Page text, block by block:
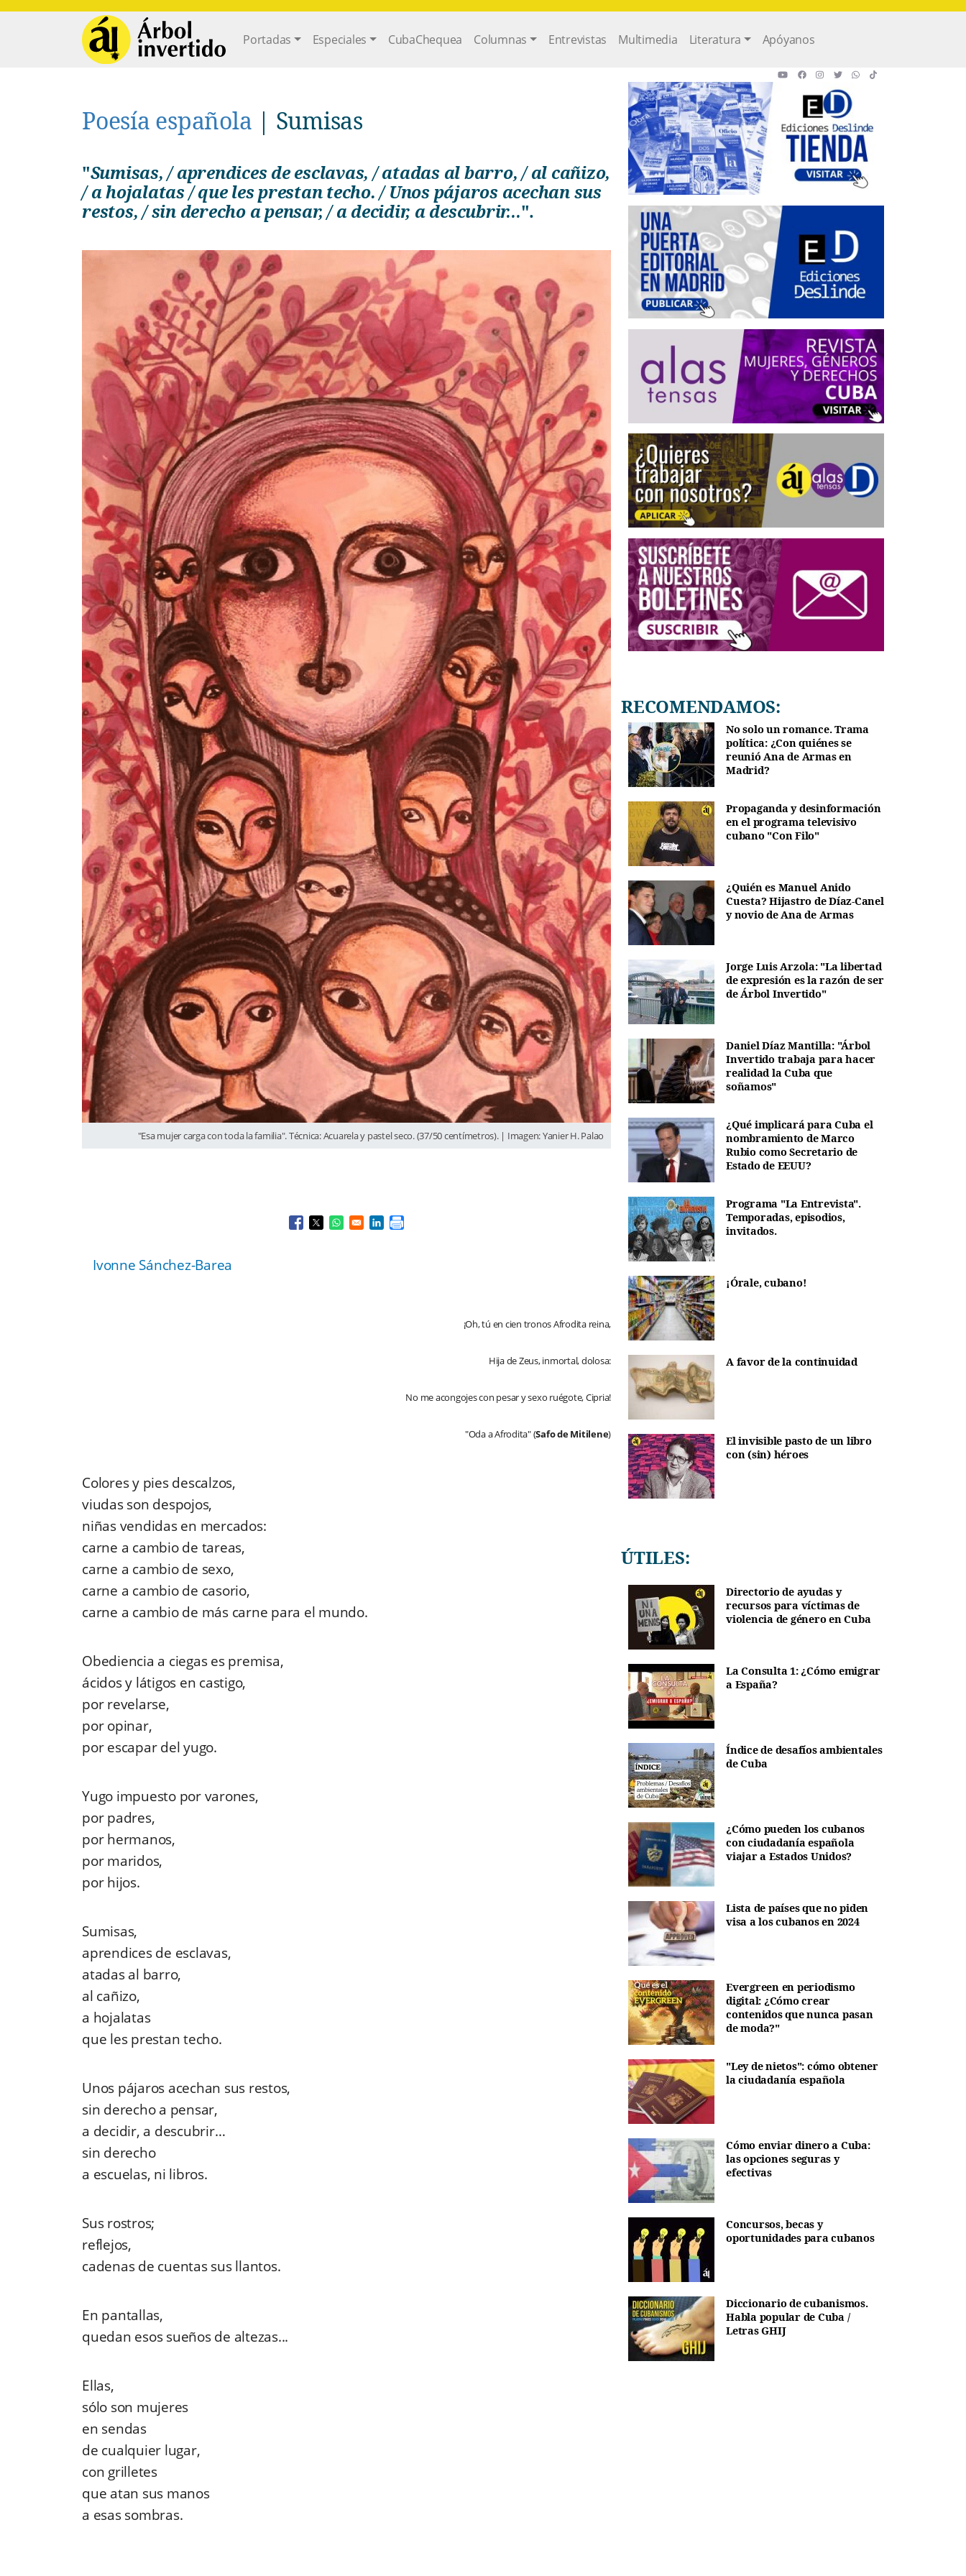
Main navigation
Portadas Especiales CubaChequea Columnas Entrevistas Multimedia Literatura Apóyanos
Poesía española | Sumisas
"Sumisas, / aprendices de esclavas, / atadas al barro, / al cañizo,
/ a hojalatas / que les prestan techo. / Unos pájaros acechan sus
restos, / sin derecho a pensar, / a decidir, a descubrir…".
"Esa mujer carga con toda la familia". Técnica: Acuarela y pastel seco. (37/50 centímetros). | Imagen: Yanier H. Palao
Opens in a new window
Opens in a new window
Opens in a new window
Opens in a new window
Ivonne Sánchez-Barea
¡Oh, tú en cien tronos Afrodita reina,
Hija de Zeus, inmortal, dolosa:
No me acongojes con pesar y sexo ruégote, Cipria!
"Oda a Afrodita" (Safo de Mitilene)
Colores y pies descalzos,
viudas son despojos,
niñas vendidas en mercados:
carne a cambio de tareas,
carne a cambio de sexo,
carne a cambio de casorio,
carne a cambio de más carne para el mundo.
Obediencia a ciegas es premisa,
ácidos y látigos en castigo,
por revelarse,
por opinar,
por escapar del yugo.
Yugo impuesto por varones,
por padres,
por hermanos,
por maridos,
por hijos.
Sumisas,
aprendices de esclavas,
atadas al barro,
al cañizo,
a hojalatas
que les prestan techo.
Unos pájaros acechan sus restos,
sin derecho a pensar,
a decidir, a descubrir…
sin derecho
a escuelas, ni libros.
Sus rostros;
reflejos,
cadenas de cuentas sus llantos.
En pantallas,
quedan esos sueños de altezas...
Ellas,
sólo son mujeres
en sendas
de cualquier lugar,
con grilletes
que atan sus manos
a esas sombras.
RECOMENDAMOS:
No solo un romance. Trama
política: ¿Con quiénes se
reunió Ana de Armas en
Madrid?
Propaganda y desinformación
en el programa televisivo
cubano "Con Filo"
¿Quién es Manuel Anido
Cuesta? Hijastro de Díaz-Canel
y novio de Ana de Armas
Jorge Luis Arzola: "La libertad
de expresión es la razón de ser
de Árbol Invertido"
Daniel Díaz Mantilla: "Árbol
Invertido trabaja para hacer
realidad la Cuba que
soñamos"
¿Qué implicará para Cuba el
nombramiento de Marco
Rubio como Secretario de
Estado de EEUU?
Programa "La Entrevista".
Temporadas, episodios,
invitados.
¡Órale, cubano!
A favor de la continuidad
El invisible pasto de un libro
con (sin) héroes
ÚTILES:
Directorio de ayudas y
recursos para víctimas de
violencia de género en Cuba
La Consulta 1: ¿Cómo emigrar
a España?
Índice de desafíos ambientales
de Cuba
¿Cómo pueden los cubanos
con ciudadanía española
viajar a Estados Unidos?
Lista de países que no piden
visa a los cubanos en 2024
Evergreen en periodismo
digital: ¿Cómo crear
contenidos que nunca pasan
de moda?"
"Ley de nietos": cómo obtener
la ciudadanía española
Cómo enviar dinero a Cuba:
las opciones seguras y
efectivas
Concursos, becas y
oportunidades para cubanos
Diccionario de cubanismos.
Habla popular de Cuba /
Letras GHIJ